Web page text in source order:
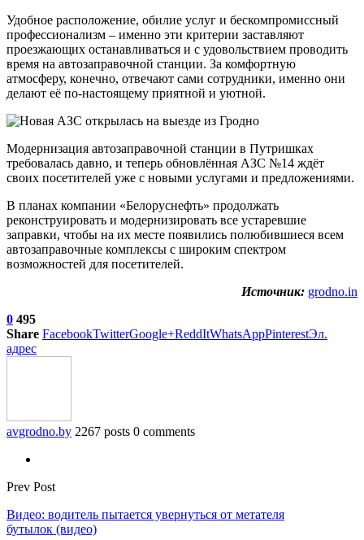
Удобное расположение, обилие услуг и бескомпромиссный
профессионализм – именно эти критерии заставляют
проезжающих останавливаться и с удовольствием проводить
время на автозаправочной станции. За комфортную
атмосферу, конечно, отвечают сами сотрудники, именно они
делают её по-настоящему приятной и уютной.
Модернизация автозаправочной станции в Путришках
требовалась давно, и теперь обновлённая АЗС №14 ждёт
своих посетителей уже с новыми услугами и предложениями.
В планах компании «Белоруснефть» продолжать
реконструировать и модернизировать все устаревшие
заправки, чтобы на их месте появились полюбившиеся всем
автозаправочные комплексы с широким спектром
возможностей для посетителей.
Источник: grodno.in
0 495
Share FacebookTwitterGoogle+ReddItWhatsAppPinterestЭл.
адрес
avgrodno.by 2267 posts 0 comments
Prev Post
Видео: водитель пытается увернуться от метателя
бутылок (видео)